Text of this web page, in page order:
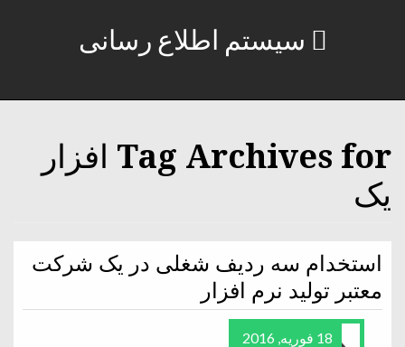
سیستم اطلاع رسانی
Tag Archives for افزار
یک
استخدام سه ردیف شغلی در یک شرکت
معتبر تولید نرم افزار
18 فوریه, 2016